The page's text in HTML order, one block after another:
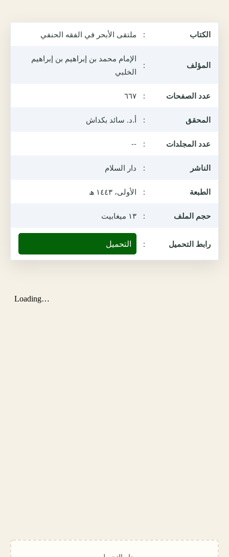
الكتاب : ملتقى الأبحر في الفقه الحنفي
المؤلف :
الإمام محمد بن إبراهيم بن إبراهيم
الخلبي
عدد الصفحات : ٦٦٧
المحقق : أ.د. سائد بكداش
عدد المجلدات :
--
الناشر : دار السلام
الطبعة : الأولى، ١٤٤٣ ھ
حجم الملف : ١٣ ميغابيت
رابط التحميل : التحميل